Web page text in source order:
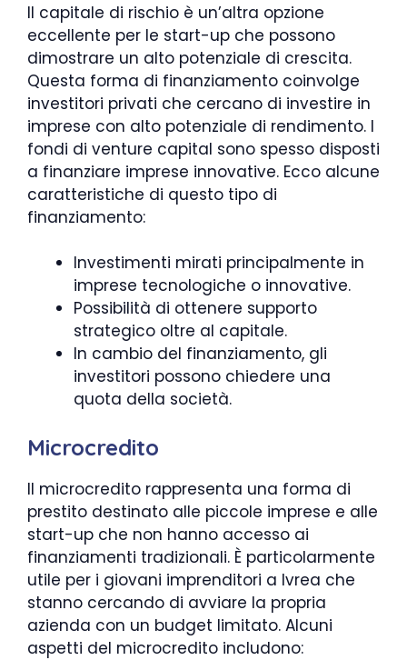
Il capitale di rischio è un’altra opzione
eccellente per le start-up che possono
dimostrare un alto potenziale di crescita.
Questa forma di finanziamento coinvolge
investitori privati che cercano di investire in
imprese con alto potenziale di rendimento. I
fondi di venture capital sono spesso disposti
a finanziare imprese innovative. Ecco alcune
caratteristiche di questo tipo di
finanziamento:
Investimenti mirati principalmente in
imprese tecnologiche o innovative.
Possibilità di ottenere supporto
strategico oltre al capitale.
In cambio del finanziamento, gli
investitori possono chiedere una
quota della società.
Microcredito
Il microcredito rappresenta una forma di
prestito destinato alle piccole imprese e alle
start-up che non hanno accesso ai
finanziamenti tradizionali. È particolarmente
utile per i giovani imprenditori a Ivrea che
stanno cercando di avviare la propria
azienda con un budget limitato. Alcuni
aspetti del microcredito includono: